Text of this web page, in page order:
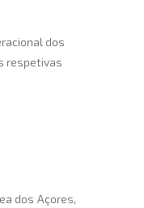
dos
respetivas
dos Açores,